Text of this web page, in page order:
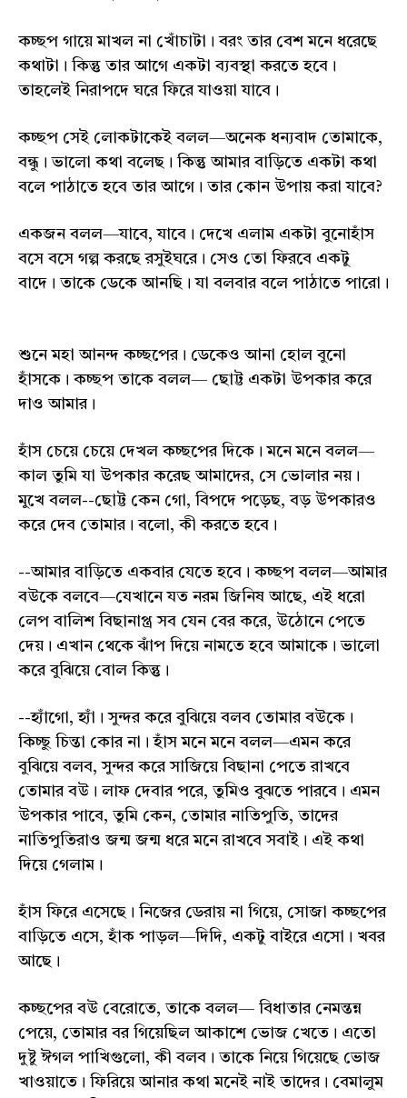
কচ্ছপ গায়ে মাখল না খোঁচাটা। বরং তার বেশ মনে ধরেছে
কথাটা। কিন্তু তার আগে একটা ব্যবস্থা করতে হবে।
তাহলেই নিরাপদে ঘরে ফিরে যাওয়া যাবে।
কচ্ছপ সেই লোকটাকেই বলল—অনেক ধন্যবাদ তোমাকে,
বন্ধু। ভালো কথা বলেছ। কিন্তু আমার বাড়িতে একটা কথা
বলে পাঠাতে হবে তার আগে। তার কোন উপায় করা যাবে?
একজন বলল—যাবে, যাবে। দেখে এলাম একটা বুনোহাঁস
বসে বসে গল্প করছে রসুইঘরে। সেও তো ফিরবে একটু
বাদে। তাকে ডেকে আনছি। যা বলবার বলে পাঠাতে পারো।
শুনে মহা আনন্দ কচ্ছপের। ডেকেও আনা হোল বুনো
হাঁসকে। কচ্ছপ তাকে বলল— ছোট্ট একটা উপকার করে
দাও আমার।
হাঁস চেয়ে চেয়ে দেখল কচ্ছপের দিকে। মনে মনে বলল—
কাল তুমি যা উপকার করেছ আমাদের, সে ভোলার নয়।
মুখে বলল--ছোট্ট কেন গো, বিপদে পড়েছ, বড় উপকারও
করে দেব তোমার। বলো, কী করতে হবে।
--আমার বাড়িতে একবার যেতে হবে। কচ্ছপ বলল—আমার
বউকে বলবে—যেখানে যত নরম জিনিষ আছে, এই ধরো
লেপ বালিশ বিছানাপ্ত্র সব যেন বের করে, উঠোনে পেতে
দেয়। এখান থেকে ঝাঁপ দিয়ে নামতে হবে আমাকে। ভালো
করে বুঝিয়ে বোল কিন্তু।
--হ্যাঁগো, হ্যাঁ। সুন্দর করে বুঝিয়ে বলব তোমার বউকে।
কিচ্ছু চিন্তা কোর না। হাঁস মনে মনে বলল—এমন করে
বুঝিয়ে বলব, সুন্দর করে সাজিয়ে বিছানা পেতে রাখবে
তোমার বউ। লাফ দেবার পরে, তুমিও বুঝতে পারবে। এমন
উপকার পাবে, তুমি কেন, তোমার নাতিপুতি, তাদের
নাতিপুতিরাও জন্ম জন্ম ধরে মনে রাখবে সবাই। এই কথা
দিয়ে গেলাম।
হাঁস ফিরে এসেছে। নিজের ডেরায় না গিয়ে, সোজা কচ্ছপের
বাড়িতে এসে, হাঁক পাড়ল—দিদি, একটু বাইরে এসো। খবর
আছে।
কচ্ছপের বউ বেরোতে, তাকে বলল— বিধাতার নেমন্তন্ন
পেয়ে, তোমার বর গিয়েছিল আকাশে ভোজ খেতে। এতো
দুষ্টু ঈগল পাখিগুলো, কী বলব। তাকে নিয়ে গিয়েছে ভোজ
খাওয়াতে। ফিরিয়ে আনার কথা মনেই নাই তাদের। বেমালুম